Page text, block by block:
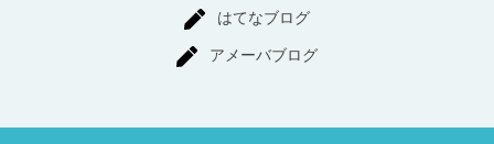
はてなブログ
アメーバブログ